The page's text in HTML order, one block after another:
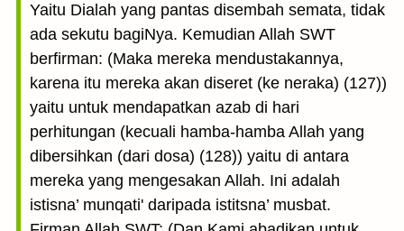
Yaitu Dialah yang pantas disembah semata, tidak
ada sekutu bagiNya. Kemudian Allah SWT
berfirman: (Maka mereka mendustakannya,
karena itu mereka akan diseret (ke neraka) (127))
yaitu untuk mendapatkan azab di hari
perhitungan (kecuali hamba-hamba Allah yang
dibersihkan (dari dosa) (128)) yaitu di antara
mereka yang mengesakan Allah. Ini adalah
istisna’ munqati' daripada istitsna’ musbat.